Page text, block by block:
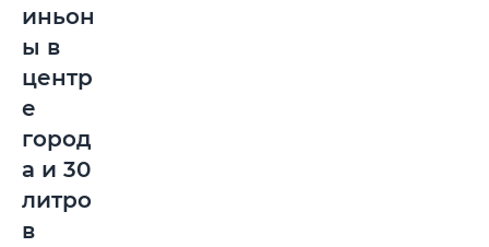
иньон
ы в
центр
е
город
а и 30
литро
в